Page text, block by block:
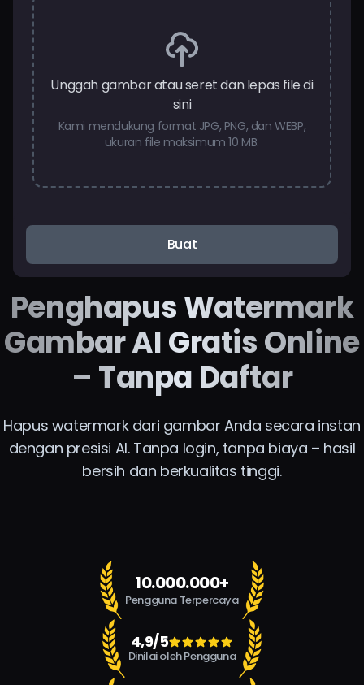
Masuk
Unggah gambar atau seret dan lepas file di
sini
Kami mendukung format JPG, PNG, dan WEBP,
ukuran file maksimum 10 MB.
Buat
Penghapus Watermark
Gambar AI Gratis Online
– Tanpa Daftar
Hapus watermark dari gambar Anda secara instan
dengan presisi AI. Tanpa login, tanpa biaya – hasil
bersih dan berkualitas tinggi.
10.000.000+
Pengguna Terpercaya
4,9/5
Dinilai oleh Pengguna